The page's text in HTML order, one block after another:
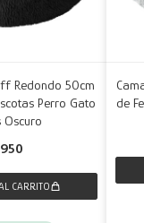
Redondo 50cm
Perro Gato
Oscuro
950
de